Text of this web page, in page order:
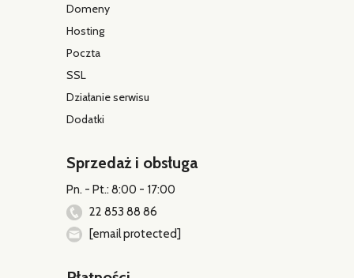
Domeny
Hosting
Poczta
SSL
Działanie serwisu
Dodatki
Sprzedaż i obsługa
Pn. - Pt.: 8:00 - 17:00
22 853 88 86
[email protected]